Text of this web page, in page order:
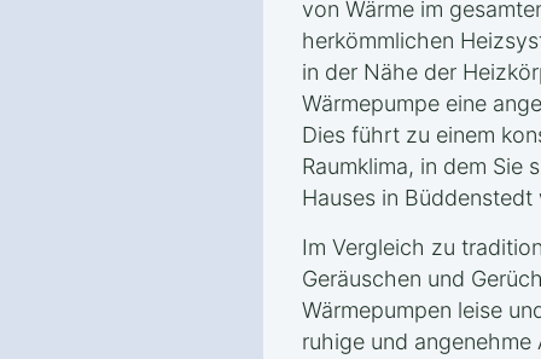
von Wärme im
herkömmlichen
in der Nähe der
Wärmepumpe eine
Dies führt zu einem
Raumklima, in dem Sie
Hauses in
Im Vergleich zu
Geräuschen und
Wärmepumpen leise
ruhige und angenehme